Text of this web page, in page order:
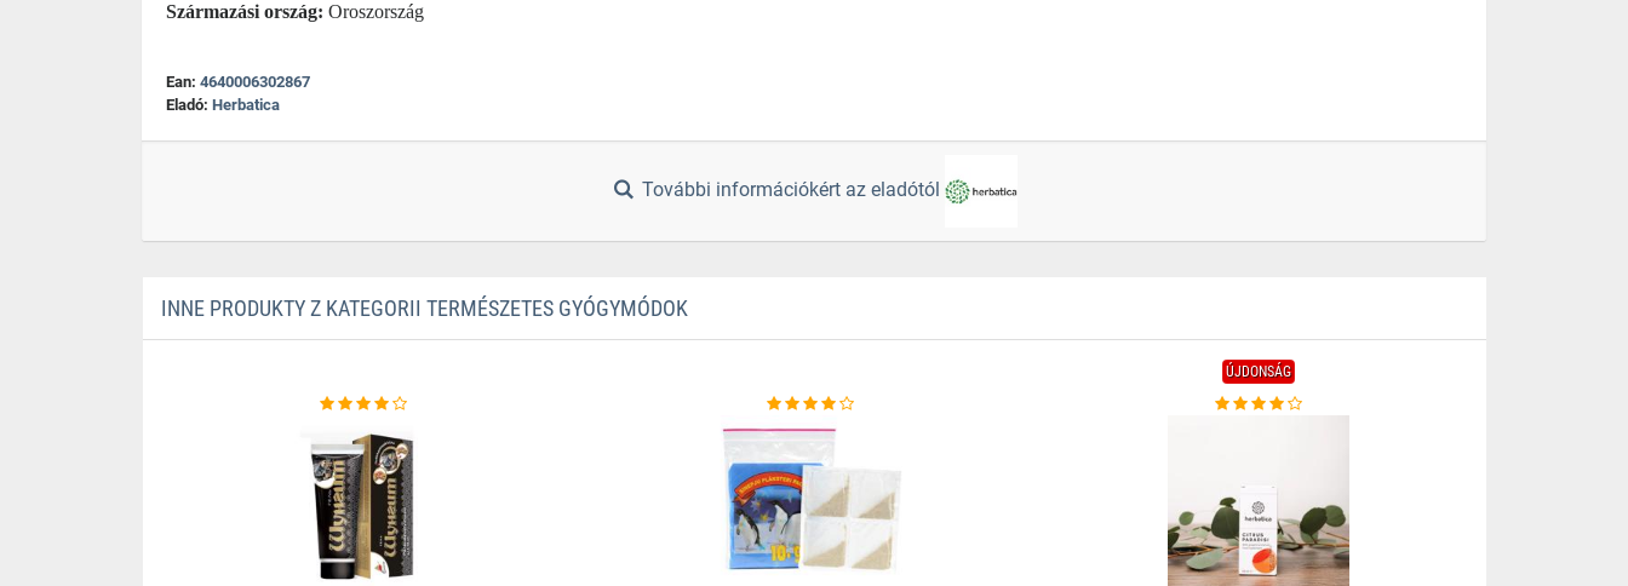
Származási ország: Oroszország
Ean: 4640006302867
Eladó: Herbatica
További információkért az eladótól
INNE PRODUKTY Z KATEGORII TERMÉSZETES GYÓGYMÓDOK
ÚJDONSÁG